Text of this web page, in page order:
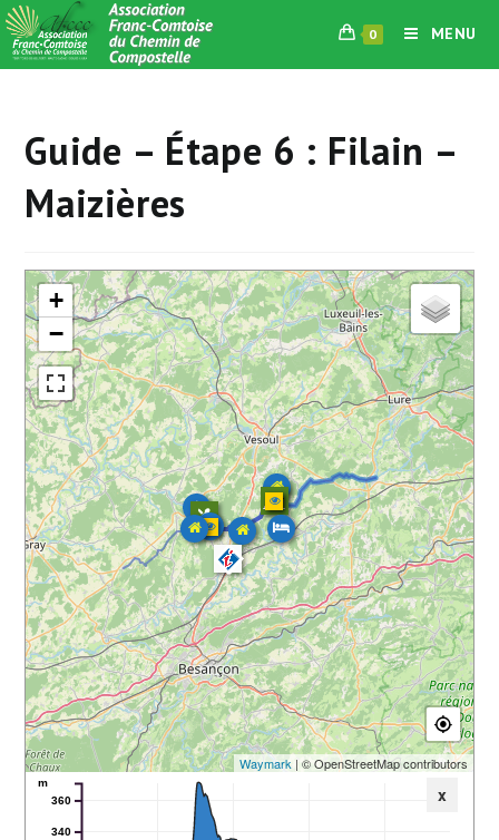
Skip
to
content
0 MENU
Guide – Étape 6 : Filain –
Maizières
+
−
Waymark | © OpenStreetMap contributors
x
340
360
m